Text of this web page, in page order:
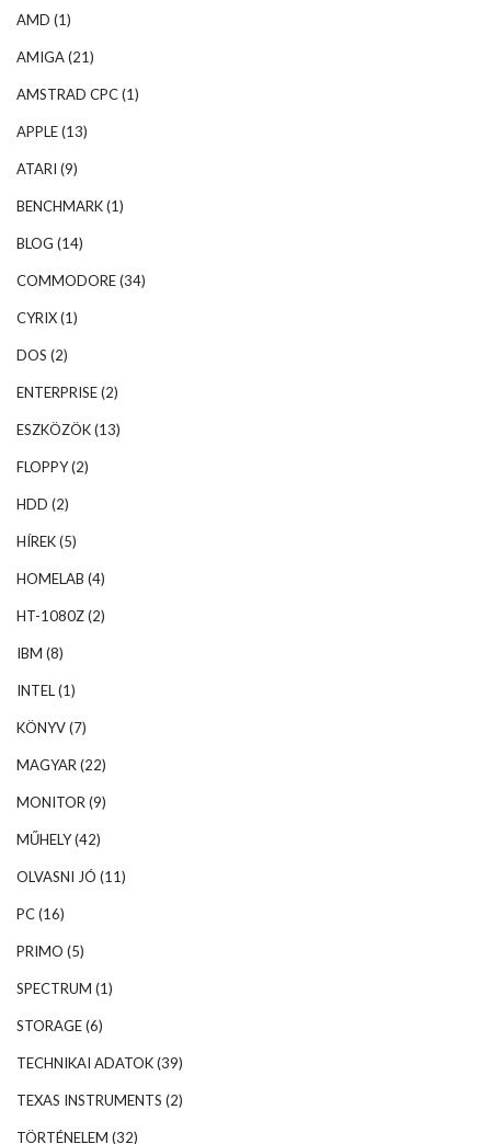
AMD (1)
AMIGA(21)
AMSTRAD CPC(1)
APPLE(13)
ATARI (9)
BENCHMARK(1)
BLOG (14)
COMMODORE(34)
CYRIX(1)
DOS (2)
ENTERPRISE(2)
ESZKÖZÖK(13)
FLOPPY(2)
HDD (2)
HÍREK(5)
HOMELAB (4)
HT-1080Z(2)
IBM (8)
INTEL(1)
KÖNYV(7)
MAGYAR (22)
MONITOR (9)
MŰHELY(42)
OLVASNI JÓ (11)
PC(16)
PRIMO (5)
SPECTRUM (1)
STORAGE(6)
TECHNIKAI ADATOK(39)
TEXAS INSTRUMENTS (2)
TÖRTÉNELEM (32)